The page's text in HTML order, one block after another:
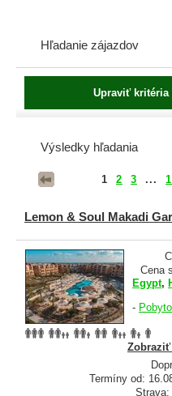
Hľadanie zájazdov
Výsledky hľadania
1 2 3 ...
Lemon & Soul Makadi
Cena
Egypt,
-
Zobraziť
Termíny od: